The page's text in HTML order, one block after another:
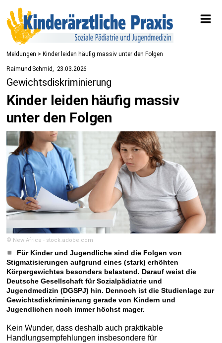
Meldungen > Kinder leiden häufig massiv unter den Folgen
Raimund Schmid 23.03.2026
Gewichtsdiskriminierung
Kinder leiden häufig massiv
unter den Folgen
© New Africa - stock.adobe.com
Für Kinder und Jugendliche sind die Folgen von
Stigmatisierungen aufgrund eines (stark) erhöhten
Körpergewichtes besonders belastend. Darauf weist die
Deutsche Gesellschaft für Sozialpädiatrie und
Jugendmedizin (DGSPJ) hin. Dennoch ist die Studienlage zur
Gewichtsdiskriminierung gerade von Kindern und
Jugendlichen noch immer höchst mager.
Kein Wunder, dass deshalb auch praktikable
Handlungsempfehlungen insbesondere für